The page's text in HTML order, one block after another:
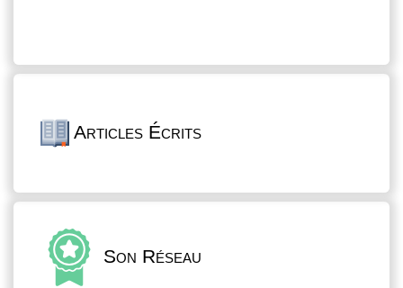
Articles Écrits
Son Réseau